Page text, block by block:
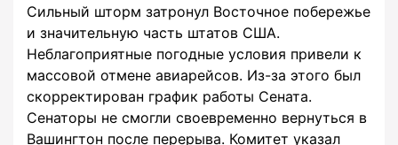
Сильный шторм затронул Восточное побережье
и значительную часть штатов США.
Неблагоприятные погодные условия привели к
массовой отмене авиарейсов. Из-за этого был
скорректирован график работы Сената.
Сенаторы не смогли своевременно вернуться в
Вашингтон после перерыва. Комитет указал